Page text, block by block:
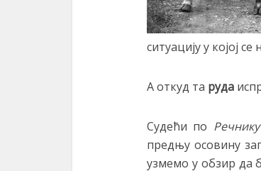
ситуацију у којој
А откуд та руда
Судећи по
предњу осовину
узмемо у обзир да